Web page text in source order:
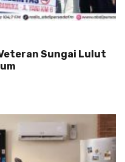
Sungai Lulut